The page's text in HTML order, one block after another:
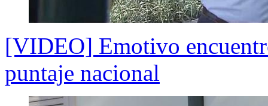
[VIDEO] Emotivo
puntaje nacional